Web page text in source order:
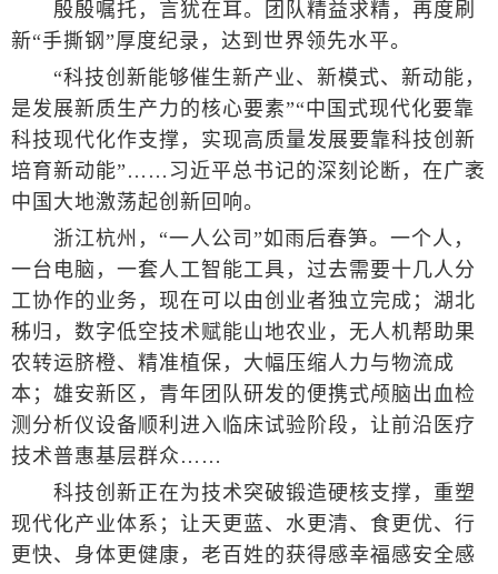
殷殷嘱托，言犹在耳。团队精益求精，再度刷
新“手撕钢”厚度纪录，达到世界领先水平。
“科技创新能够催生新产业、新模式、新动能，
是发展新质生产力的核心要素”“中国式现代化要靠
科技现代化作支撑，实现高质量发展要靠科技创新
培育新动能”……习近平总书记的深刻论断，在广袤
中国大地激荡起创新回响。
浙江杭州，“一人公司”如雨后春笋。一个人，
一台电脑，一套人工智能工具，过去需要十几人分
工协作的业务，现在可以由创业者独立完成；湖北
秭归，数字低空技术赋能山地农业，无人机帮助果
农转运脐橙、精准植保，大幅压缩人力与物流成
本；雄安新区，青年团队研发的便携式颅脑出血检
测分析仪设备顺利进入临床试验阶段，让前沿医疗
技术普惠基层群众……
科技创新正在为技术突破锻造硬核支撑，重塑
现代化产业体系；让天更蓝、水更清、食更优、行
更快、身体更健康，老百姓的获得感幸福感安全感